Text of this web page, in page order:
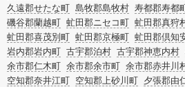
久遠郡せたな町 島牧郡島牧村 寿都郡寿都
磯谷郡蘭越町 虻田郡ニセコ町 虻田郡真狩
虻田郡喜茂別町 虻田郡京極町 虻田郡倶知
岩内郡岩内町 古宇郡泊村 古宇郡神恵内村
余市郡仁木町 余市郡余市町 余市郡赤井川
空知郡奈井江町 空知郡上砂川町 夕張郡由